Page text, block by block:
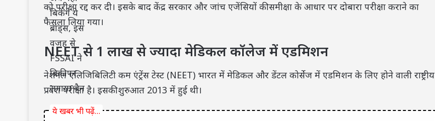
को परीक्षा रद्द कर दी। इसके बाद केंद्र सरकार और जांच एजेंसियों की समीक्षा के आधार पर दोबारा परीक्षा कराने का
फैसला लिया गया।
NEET से 1 लाख से ज्यादा मेडिकल कॉलेज में एडमिशन
नेशनल एलिजिबिलिटी कम एंट्रेंस टेस्ट (NEET) भारत में मेडिकल और डेंटल कोर्सेज में एडमिशन के लिए होने वाली राष्ट्रीय
प्रवेश परीक्षा है। इसकी शुरुआत 2013 में हुई थी।
ये खबर भी पढ़ें…